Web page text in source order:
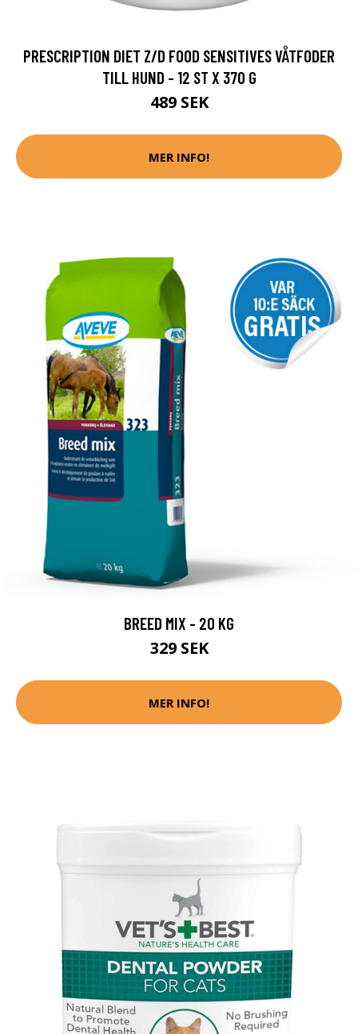
PRESCRIPTION DIET Z/D FOOD SENSITIVES VÅTFODER
TILL HUND - 12 ST X 370 G
489 SEK
MER INFO!
BREED MIX - 20 KG
329 SEK
MER INFO!